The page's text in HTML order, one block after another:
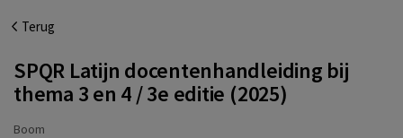
Terug
SPQR Latijn docentenhandleiding bij
thema 3 en 4 / 3e editie (2025)
Boom